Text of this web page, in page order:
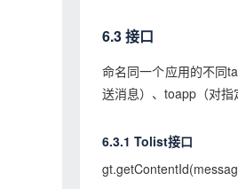
6.3 接口
命名同一个应用的不同
送消息）、toapp（对
6.3.1 Tolist接口